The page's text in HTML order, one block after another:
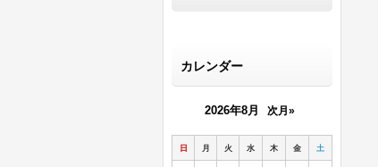
カレンダー
2026年8月 次月»
日 月 火 水 木 金 土